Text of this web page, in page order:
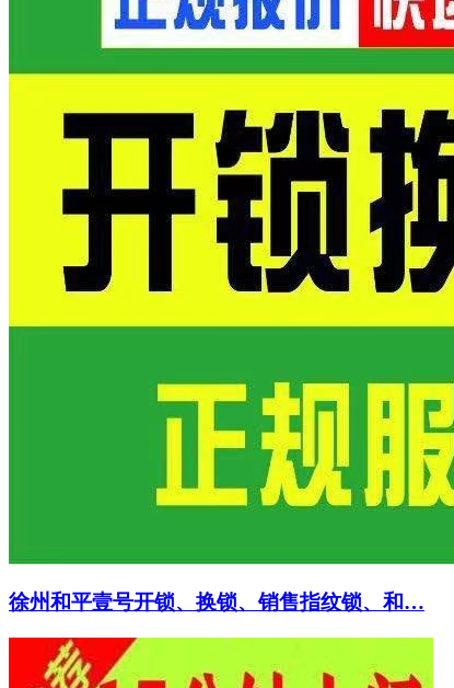
徐州和平壹号开锁、换锁、销售指纹锁、和…